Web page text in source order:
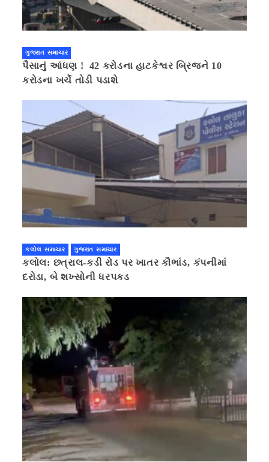
ગુજરાત સમાચાર
પૈસાનું આંધણ ! 42 કરોડના હાટકેશ્વર બ્રિજને 10
કરોડના ખર્ચે તોડી પડાશે
કલોલ સમાચાર ગુજરાત સમાચાર
કલોલ: છત્રાલ-કડી રોડ પર ખાતર કૌભાંડ, કંપનીમાં
દરોડા, બે શખ્સોની ધરપકડ